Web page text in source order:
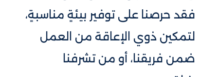
فقد حرصنا على توفير بيئةٍ مناسبةٍ،
لتمكين ذوي الإعاقة من العمل
ضمن فريقنا، أو من تشرفنا